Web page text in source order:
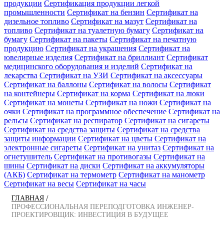
продукции Сертификация продукции легкой
промышленности Сертификат на бензин Сертификат на
дизельное топливо Сертификат на мазут Сертификат на
топливо Сертификат на туалетную бумагу Сертификат на
бумагу Сертификат на пакеты Сертификат на печатную
продукцию Сертификат на украшения Сертификат на
ювелирные изделия Сертификат на бриллиант Сертификат
медицинского оборудования и изделий Сертификат на
лекарства Сертификат на УЗИ Сертификат на аксессуары
Сертификат на баллоны Сертификат на волосы Сертификат
на контейнеры Сертификат на корма Сертификат на люки
Сертификат на монеты Сертификат на ножи Сертификат на
очки Сертификат на программное обеспечение Сертификат на
рельсы Сертификат на респиратор Сертификат на сигареты
Сертификат на средства защиты Сертификат на средства
защиты информации Сертификат на цветы Сертификат на
электронные сигареты Сертификат на унитаз Сертификат на
огнетушитель Сертификат на противогазы Сертификат на
шины Сертификат на диски Сертификат на аккумуляторы
(АКБ) Сертификат на термометр Сертификат на манометр
Сертификат на весы Сертификат на часы
ГЛАВНАЯ /
ПРОФЕССИОНАЛЬНАЯ ПЕРЕПОДГОТОВКА ИНЖЕНЕР-
ПРОЕКТИРОВЩИК: ИНВЕСТИЦИЯ В БУДУЩЕЕ